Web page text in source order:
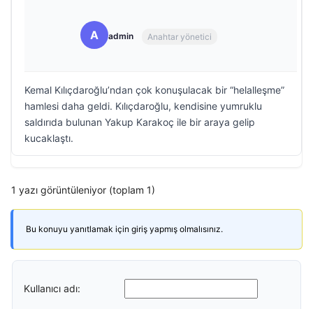
A admin Anahtar yönetici
Kemal Kılıçdaroğlu’ndan çok konuşulacak bir “helalleşme”
hamlesi daha geldi. Kılıçdaroğlu, kendisine yumruklu
saldırıda bulunan Yakup Karakoç ile bir araya gelip
kucaklaştı.
1 yazı görüntüleniyor (toplam 1)
Bu konuyu yanıtlamak için giriş yapmış olmalısınız.
Kullanıcı adı: